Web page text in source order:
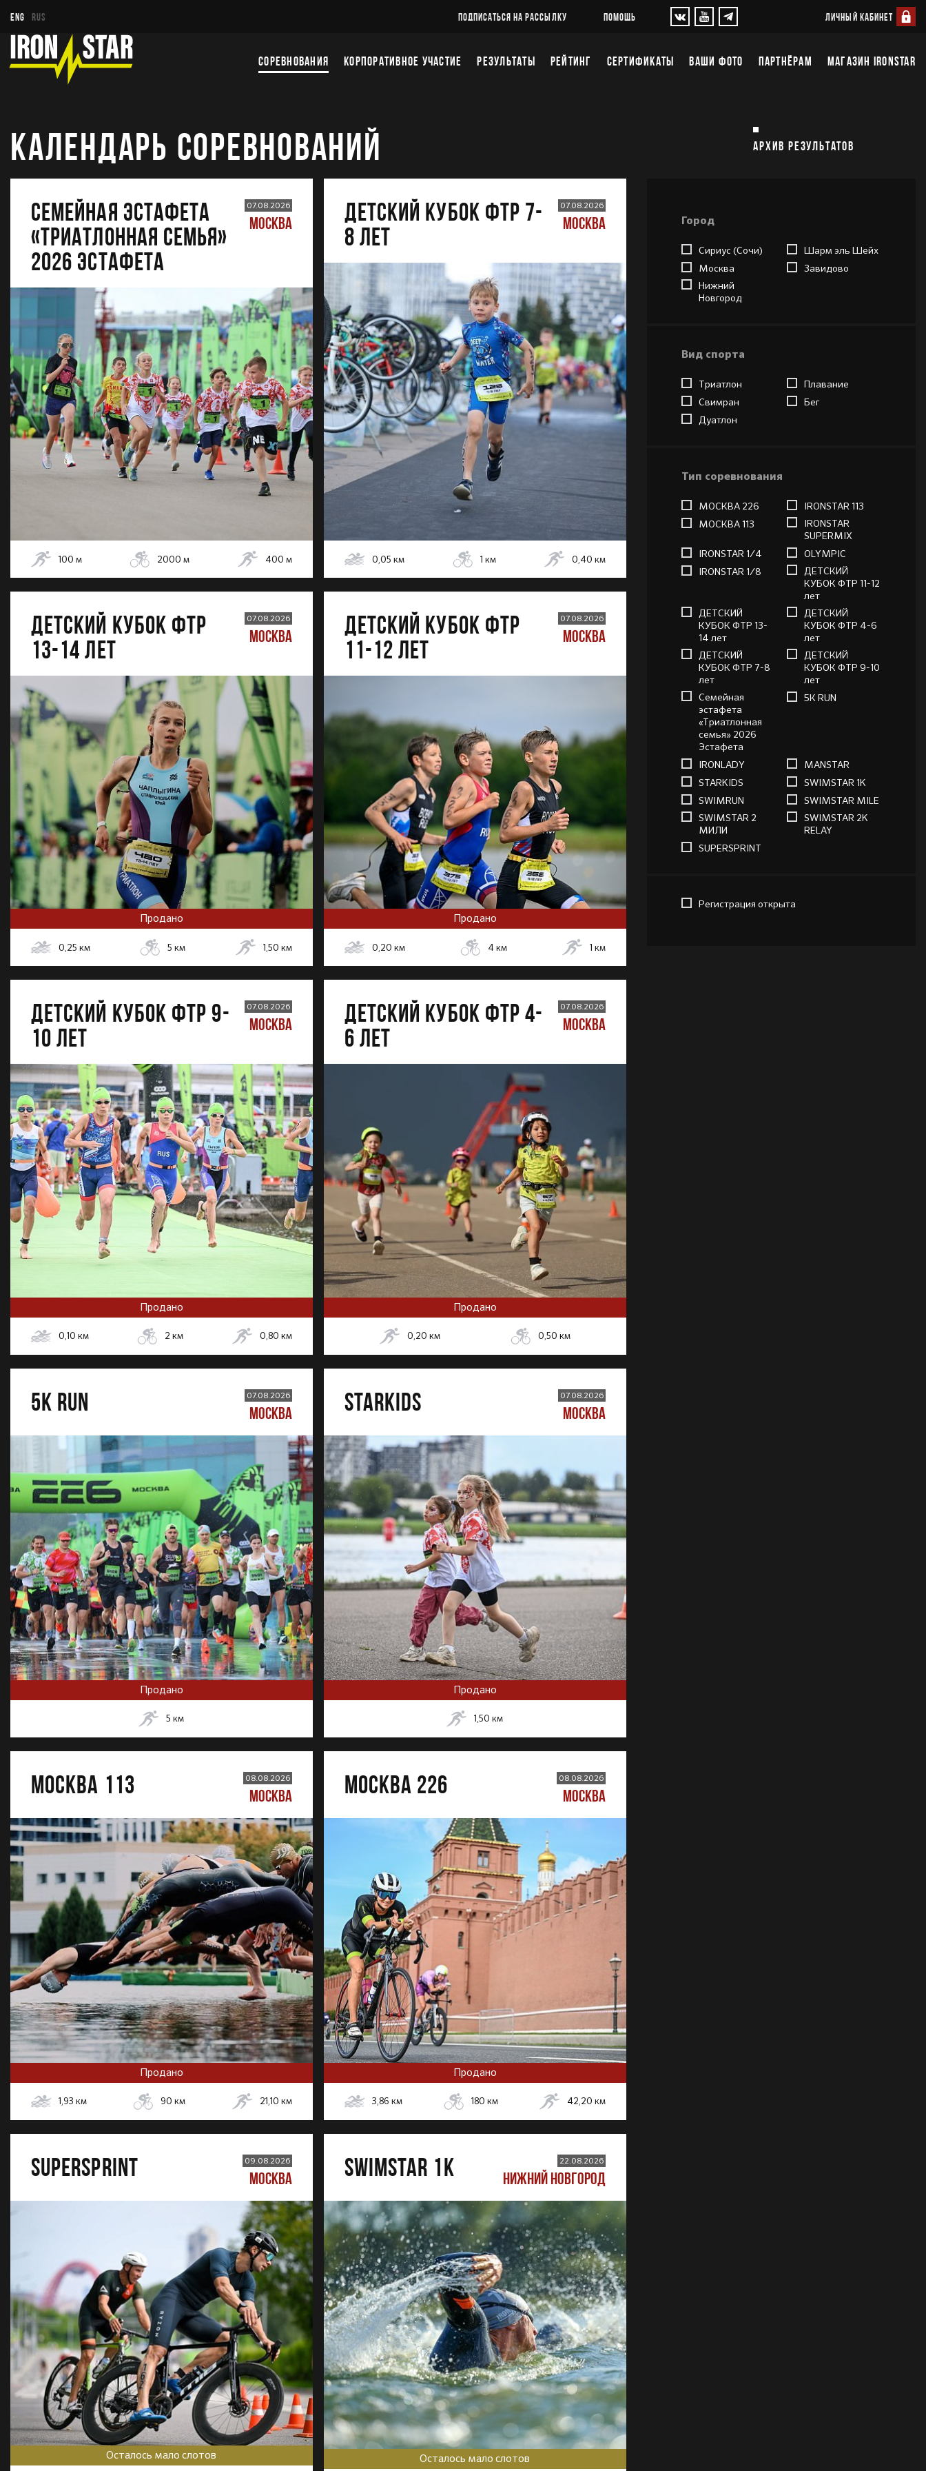
ENG RUS ПОДПИСАТЬСЯ НА РАССЫЛКУ ПОМОЩЬ ЛИЧНЫЙ КАБИНЕТ
СОРЕВНОВАНИЯ КОРПОРАТИВНОЕ УЧАСТИЕ РЕЗУЛЬТАТЫ РЕЙТИНГ СЕРТИФИКАТЫ ВАШИ ФОТО ПАРТНЁРАМ МАГАЗИН IRONSTAR
КАЛЕНДАРЬ СОРЕВНОВАНИЙ АРХИВ РЕЗУЛЬТАТОВ
Семейная эстафета
«Триатлонная семья»
2026 Эстафета
07.08.2026
МОСКВА
100 м 2000м 400 м
ДЕТСКИЙ КУБОК ФТР 7-
8 лет
07.08.2026
МОСКВА
0,05 км 1 км 0,40 км
ДЕТСКИЙ КУБОК ФТР
13-14 лет
07.08.2026
МОСКВА
Продано
0,25 км 5км 1,50 км
ДЕТСКИЙ КУБОК ФТР
11-12 лет
07.08.2026
МОСКВА
Продано
0,20 км 4 км 1 км
ДЕТСКИЙ КУБОК ФТР 9-
10 лет
07.08.2026
МОСКВА
Продано
0,10 км 2км 0,80 км
ДЕТСКИЙ КУБОК ФТР 4-
6 лет
07.08.2026
МОСКВА
Продано
0,20 км 0,50 км
5К RUN 07.08.2026
МОСКВА
Продано
5км
STARKIDS 07.08.2026
МОСКВА
Продано
1,50км
МОСКВА 113 08.08.2026
МОСКВА
Продано
1,93 км 90км 21,10 км
МОСКВА 226 08.08.2026
МОСКВА
Продано
3,86 км 180 км 42,20 км
SUPERSPRINT 09.08.2026
МОСКВА
Осталось мало слотов
SWIMSTAR 1K 22.08.2026
НИЖНИЙ НОВГОРОД
Осталось мало слотов
Город
Сириус (Сочи)
Шарм эль Шейх
Москва
Завидово
Нижний
Новгород
Вид спорта
Триатлон
Плавание
Свимран
Бег
Дуатлон
Тип соревнования
МОСКВА 226
IRONSTAR 113
МОСКВА 113
IRONSTAR
SUPERMIX
IRONSTAR 1/4
OLYMPIC
IRONSTAR 1/8
ДЕТСКИЙ
КУБОК ФТР 11-12
лет
ДЕТСКИЙ
КУБОК ФТР 13-
14 лет
ДЕТСКИЙ
КУБОК ФТР 4-6
лет
ДЕТСКИЙ
КУБОК ФТР 7-8
лет
ДЕТСКИЙ
КУБОК ФТР 9-10
лет
Семейная
эстафета
«Триатлонная
семья» 2026
Эстафета
5К RUN
IRONLADY
MANSTAR
STARKIDS
SWIMSTAR 1K
SWIMRUN
SWIMSTAR MILE
SWIMSTAR 2
МИЛИ
SWIMSTAR 2K
RELAY
SUPERSPRINT
Регистрация открыта